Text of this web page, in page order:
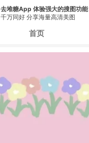
去堆糖App 体验强大的搜图功能
千万同好 分享海量高清美图
首页